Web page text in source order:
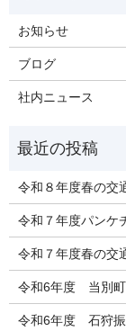
お知らせ
ブログ
社内ニュース
令和８年度春の交
令和７年度パンケ
令和７年度春の交
令和6年度 当別町
令和6年度 石狩振